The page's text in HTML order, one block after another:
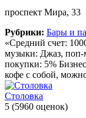
проспект Мира, 33
Рубрики: Бары и
«Средний счет:
музыки: Джаз, поп-
покупки: 5%
кофе с собой,
Столовка
5 (5960 оценок)